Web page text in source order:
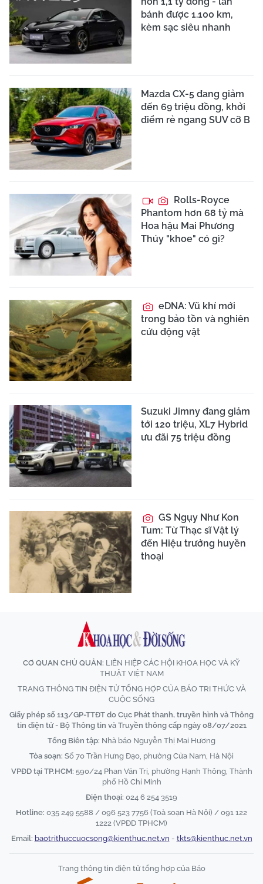
bánh được 1.100 km,
kèm sạc siêu nhanh
Mazda CX-5 đang giảm
đến 69 triệu đồng, khởi
điểm rẻ ngang SUV cỡ B
Rolls-Royce
Phantom hơn 68 tỷ mà
Hoa hậu Mai Phương
Thúy "khoe" có gì?
eDNA: Vũ khí mới
trong bảo tồn và nghiên
cứu động vật
Suzuki Jimny đang giảm
tới 120 triệu, XL7 Hybrid
ưu đãi 75 triệu đồng
GS Ngụy Như Kon
Tum: Từ Thạc sĩ Vật lý
đến Hiệu trưởng huyền
thoại
CƠ QUAN CHỦ QUẢN: LIÊN HIỆP CÁC HỘI KHOA HỌC VÀ KỸ
THUẬT VIỆT NAM
TRANG THÔNG TIN ĐIỆN TỬ TỔNG HỢP CỦA BÁO TRI THỨC VÀ
CUỘC SỐNG
Giấy phép số 113/GP-TTĐT do Cục Phát thanh, truyền hình và Thông
tin điện tử - Bộ Thông tin và Truyền thông cấp ngày 08/07/2021
Tổng Biên tập: Nhà báo Nguyễn Thị Mai Hương
Tòa soạn: Số 70 Trần Hưng Đạo, phường Cửa Nam, Hà Nội
VPĐD tại TP.HCM: 590/24 Phan Văn Trị, phường Hạnh Thông, Thành
phố Hồ Chí Minh
Điện thoại: 024 6 254 3519
Hotline: 035 249 5588 / 096 523 7756 (Toà soạn Hà Nội) / 091 122
1222 (VPĐD TPHCM)
Email: baotrithuccuocsong@kienthuc.net.vn - tkts@kienthuc.net.vn
Trang thông tin điện tử tổng hợp của Báo